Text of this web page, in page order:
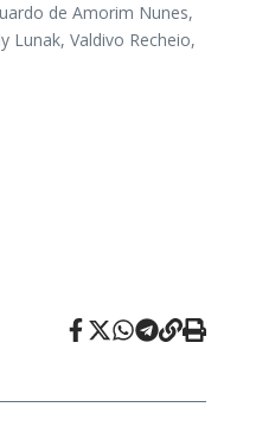
de Amorim Nunes,
Lunak, Valdivo Recheio,